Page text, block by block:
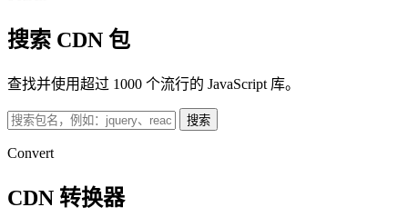
搜索 CDN 包
查找并使用超过 1000 个流行的 JavaScript 库。
搜索
Convert
CDN 转换器